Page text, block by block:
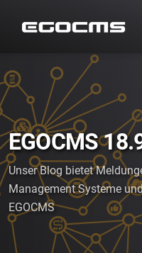
EGOCMS
Unser Blog bietet
Management Systeme
EGOCMS